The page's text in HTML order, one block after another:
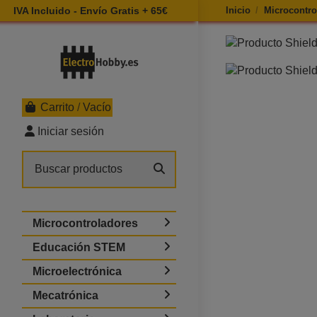
IVA Incluido - Envío Gratis + 65€
Carrito /Vacío
Iniciar sesión
Microcontroladores
Educación STEM
Microelectrónica
Mecatrónica
Inicio
Ampliar imagen